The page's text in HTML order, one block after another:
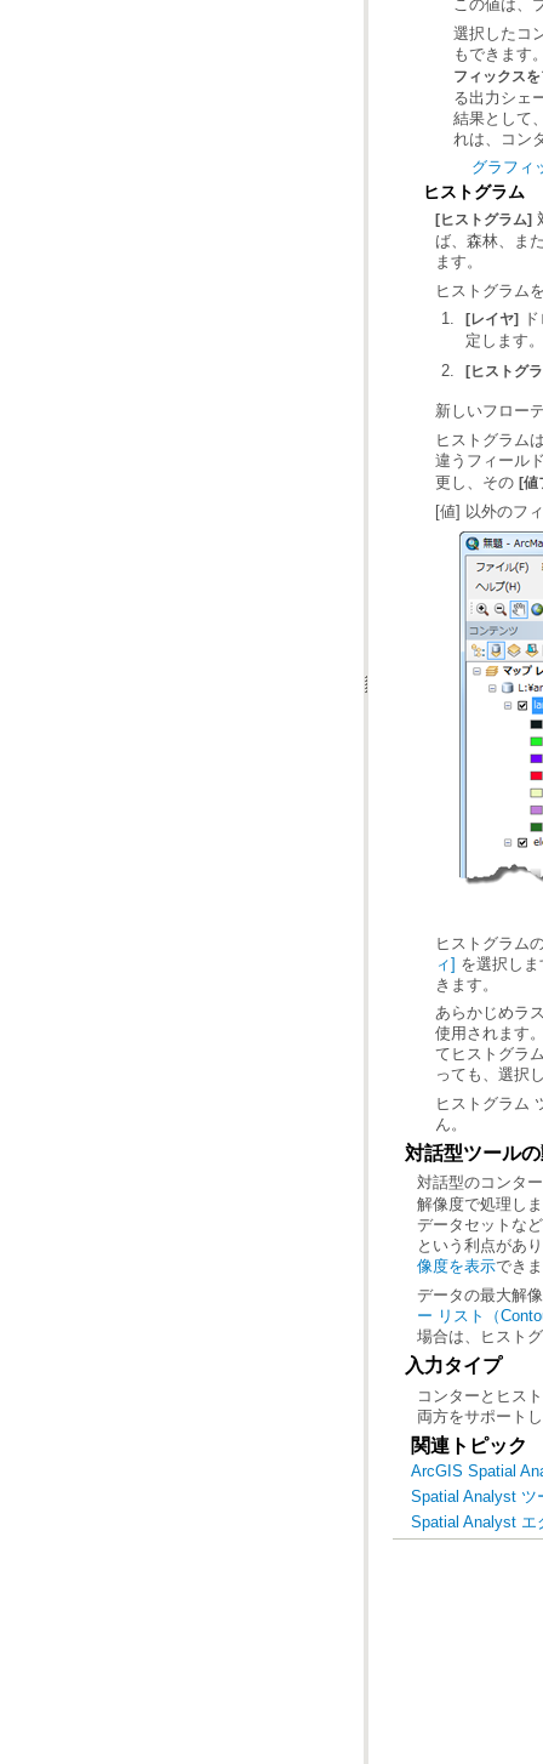
この値は、
もできます
フィックス
れは、コン
グラフィ
ヒストグラム
[ヒストグラム]
ます。
ヒストグラム
[レイヤ]
定します。
[ヒストグ
新しいフロー
違うフィール
更し、その [値
[値] 以外のフ
ヒストグラム
ィ]
きます。
使用されます
っても、選択
ん。
対話型ツール
対話型のコンタ
解像度で処理し
という利点があ
像度を表示でき
データの最大解
ー リスト（
場合は、ヒスト
入力タイプ
両方をサポート
関連トピック
ArcGIS Spatial
Spatial Analyst ツ
Spatial Analyst エ